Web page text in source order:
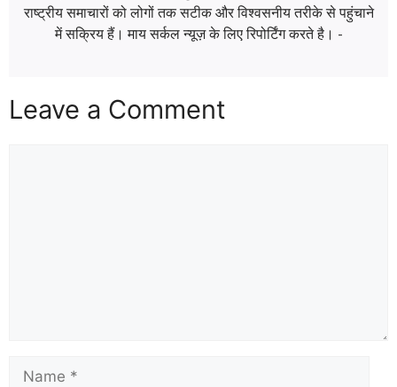
राष्ट्रीय समाचारों को लोगों तक सटीक और विश्वसनीय तरीके से पहुंचाने
में सक्रिय हैं। माय सर्कल न्यूज़ के लिए रिपोर्टिंग करते है। -
Leave a Comment